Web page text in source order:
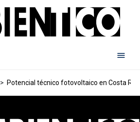
Potencial técnico fotovoltaico en Costa